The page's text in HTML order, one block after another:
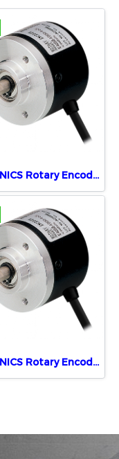
AUTONICS Rotary Encoders E40S6-500-3-T-24
AUTONICS Rotary Encoders E40S6-100-3-T-24